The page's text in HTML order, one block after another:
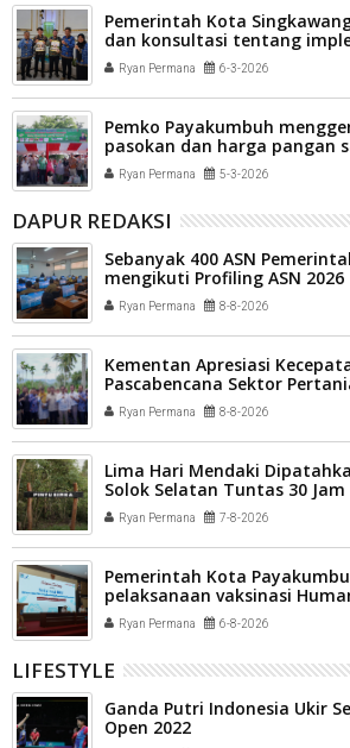
Pemerintah Kota
dan konsultasi tentang
Talenta ASN ke Solsel
Ryan Permana 6-3-2026
Pemko Payakumbuh
pasokan dan harga pangan
Ryan Permana 5-3-2026
DAPUR REDAKSI
Sebanyak 400 ASN
mengikuti Profiling ASN 2026
Ryan Permana 8-8-2026
Kementan Apresiasi
Pascabencana Sektor
Ryan Permana 8-8-2026
Lima Hari Mendaki
Solok Selatan Tuntas 30 Jam
Ryan Permana 7-8-2026
Pemerintah Kota
pelaksanaan vaksinasi
(HPV) bagi aparatur sipil
masyarakat
Ryan Permana 6-8-2026
LIFESTYLE
Ganda Putri Indonesia Ukir
Open 2022